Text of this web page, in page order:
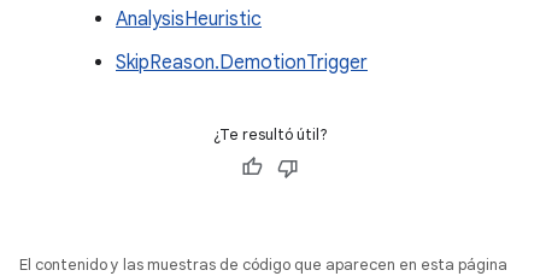
AnalysisHeuristic
SkipReason.DemotionTrigger
¿Te resultó útil?
El contenido y las muestras de código que aparecen en esta página